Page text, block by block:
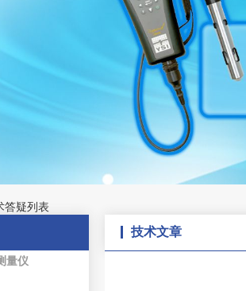
答疑列表
量仪
技术文章